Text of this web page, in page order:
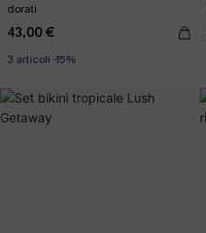
dorati
43,00 €
3 articoli -15%